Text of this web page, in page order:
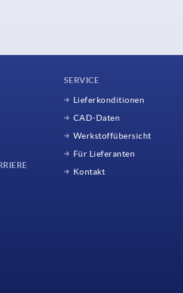
SERVICE
Lieferkonditionen
CAD-Daten
Werkstoffübersicht
Für Lieferanten
Kontakt